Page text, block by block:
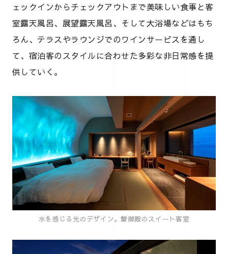
ェックインからチェックアウトまで美味しい食事と客
室露天風呂、展望露天風呂、そして大浴場などはもち
ろん、テラスやラウンジでのワインサービスを通し
て、宿泊客のスタイルに合わせた多彩な非日常感を提
供していく。
水を感じる光のデザイン。蟹御殿のスイート客室